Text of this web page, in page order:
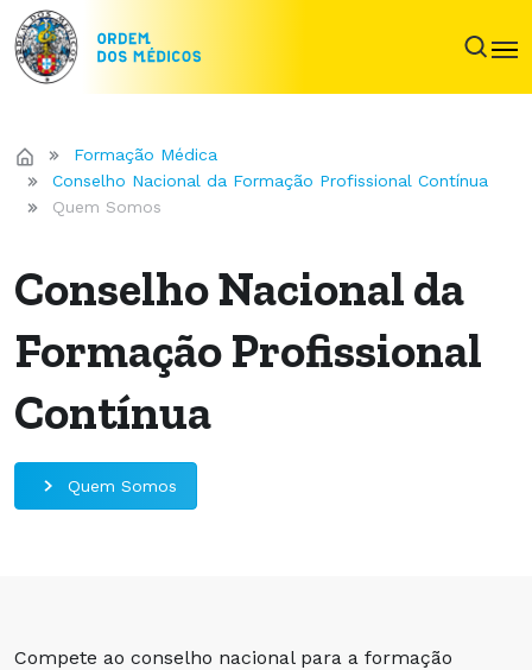
Formação Médica
Conselho Nacional da Formação Profissional Contínua
Quem Somos
Conselho Nacional da
Formação Profissional
Contínua
Quem Somos
Compete ao conselho nacional para a formação